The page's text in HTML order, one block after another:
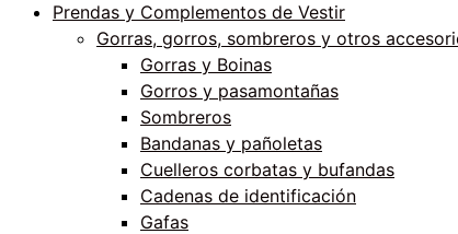
Prendas y Complementos de Vestir
Gorras, gorros, sombreros y otros
Gorras y Boinas
Gorros y pasamontañas
Sombreros
Bandanas y pañoletas
Cuelleros corbatas y bufandas
Cadenas de identificación
Gafas